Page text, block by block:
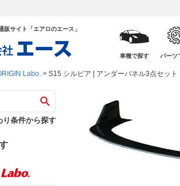
サイト「エアロのエース」
車種で探す パーツ
Labo. S15 シルビア | アンダーパネル3点セット
り条件から探す